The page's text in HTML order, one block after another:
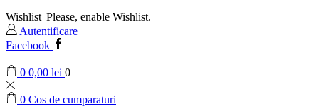
Wishlist Please, enable Wishlist.
Autentificare
Facebook
0 0,00 lei 0
0 Cos de cumparaturi